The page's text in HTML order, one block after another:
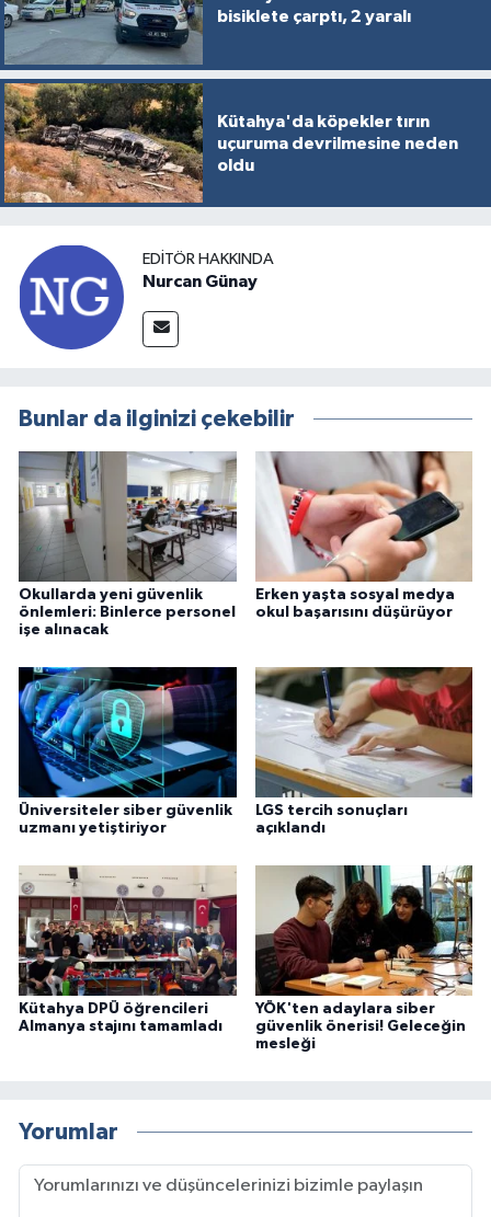
bisiklete çarptı, 2 yaralı
Kütahya'da köpekler tırın
uçuruma devrilmesine neden
oldu
EDITÖR HAKKINDA
Nurcan Günay
Bunlar da ilginizi çekebilir
Okullarda yeni güvenlik
önlemleri: Binlerce personel
işe alınacak
Erken yaşta sosyal medya
okul başarısını düşürüyor
Üniversiteler siber güvenlik
uzmanı yetiştiriyor
LGS tercih sonuçları
açıklandı
Kütahya DPÜ öğrencileri
Almanya stajını tamamladı
YÖK'ten adaylara siber
güvenlik önerisi! Geleceğin
mesleği
Yorumlar